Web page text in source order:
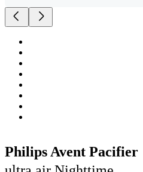
Philips Avent Pacifier